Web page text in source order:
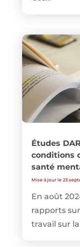
Études
conditions
santé
Mise à jour le 23
En août
rapports
travail sur